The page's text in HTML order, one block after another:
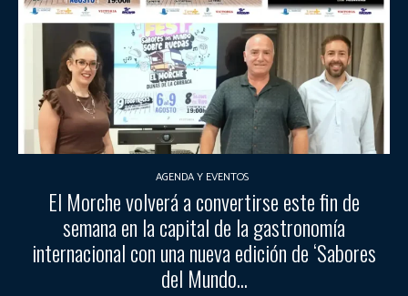
AGENDA Y EVENTOS
El Morche volverá a convertirse este fin de
semana en la capital de la gastronomía
internacional con una nueva edición de ‘Sabores
del Mundo...